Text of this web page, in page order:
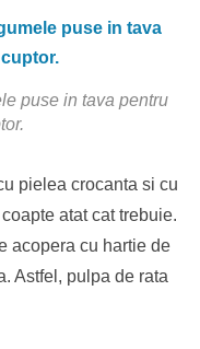
puse in tava pentru
pielea crocanta si cu
atat cat trebuie.
acopera cu hartie de
Astfel, pulpa de rata